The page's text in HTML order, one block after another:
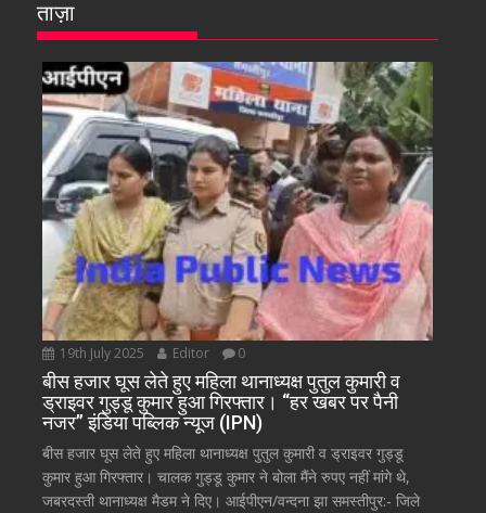
ताज़ा
19th July 2025 Editor 0
बीस हजार घूस लेते हुए महिला थानाध्यक्ष पुतुल कुमारी व
ड्राइवर गुड्डू कुमार हुआ गिरफ्तार। “हर खबर पर पैनी
नजर” इंडिया पब्लिक न्यूज (IPN)
बीस हजार घूस लेते हुए महिला थानाध्यक्ष पुतुल कुमारी व ड्राइवर गुड्डू
कुमार हुआ गिरफ्तार। चालक गुड्डू कुमार ने बोला मैंने रुपए नहीं मांगे थे,
जबरदस्ती थानाध्यक्ष मैडम ने दिए। आईपीएन/वन्दना झा समस्तीपुर:- जिले